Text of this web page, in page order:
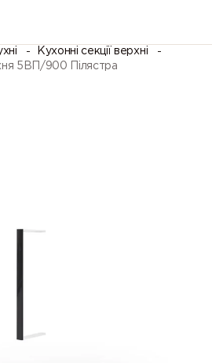
Кухонні секції верхні
5ВП/900 Пілястра